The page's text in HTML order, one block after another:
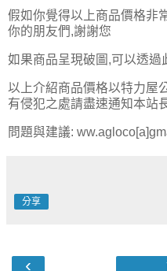
假如你覺得以上商品價格非
你的朋友們,謝謝您
如果商品呈現破圖,可以透過
以上介紹商品價格以特力屋
有侵犯之處請盡速通知本站
問題與建議:
分享
‹